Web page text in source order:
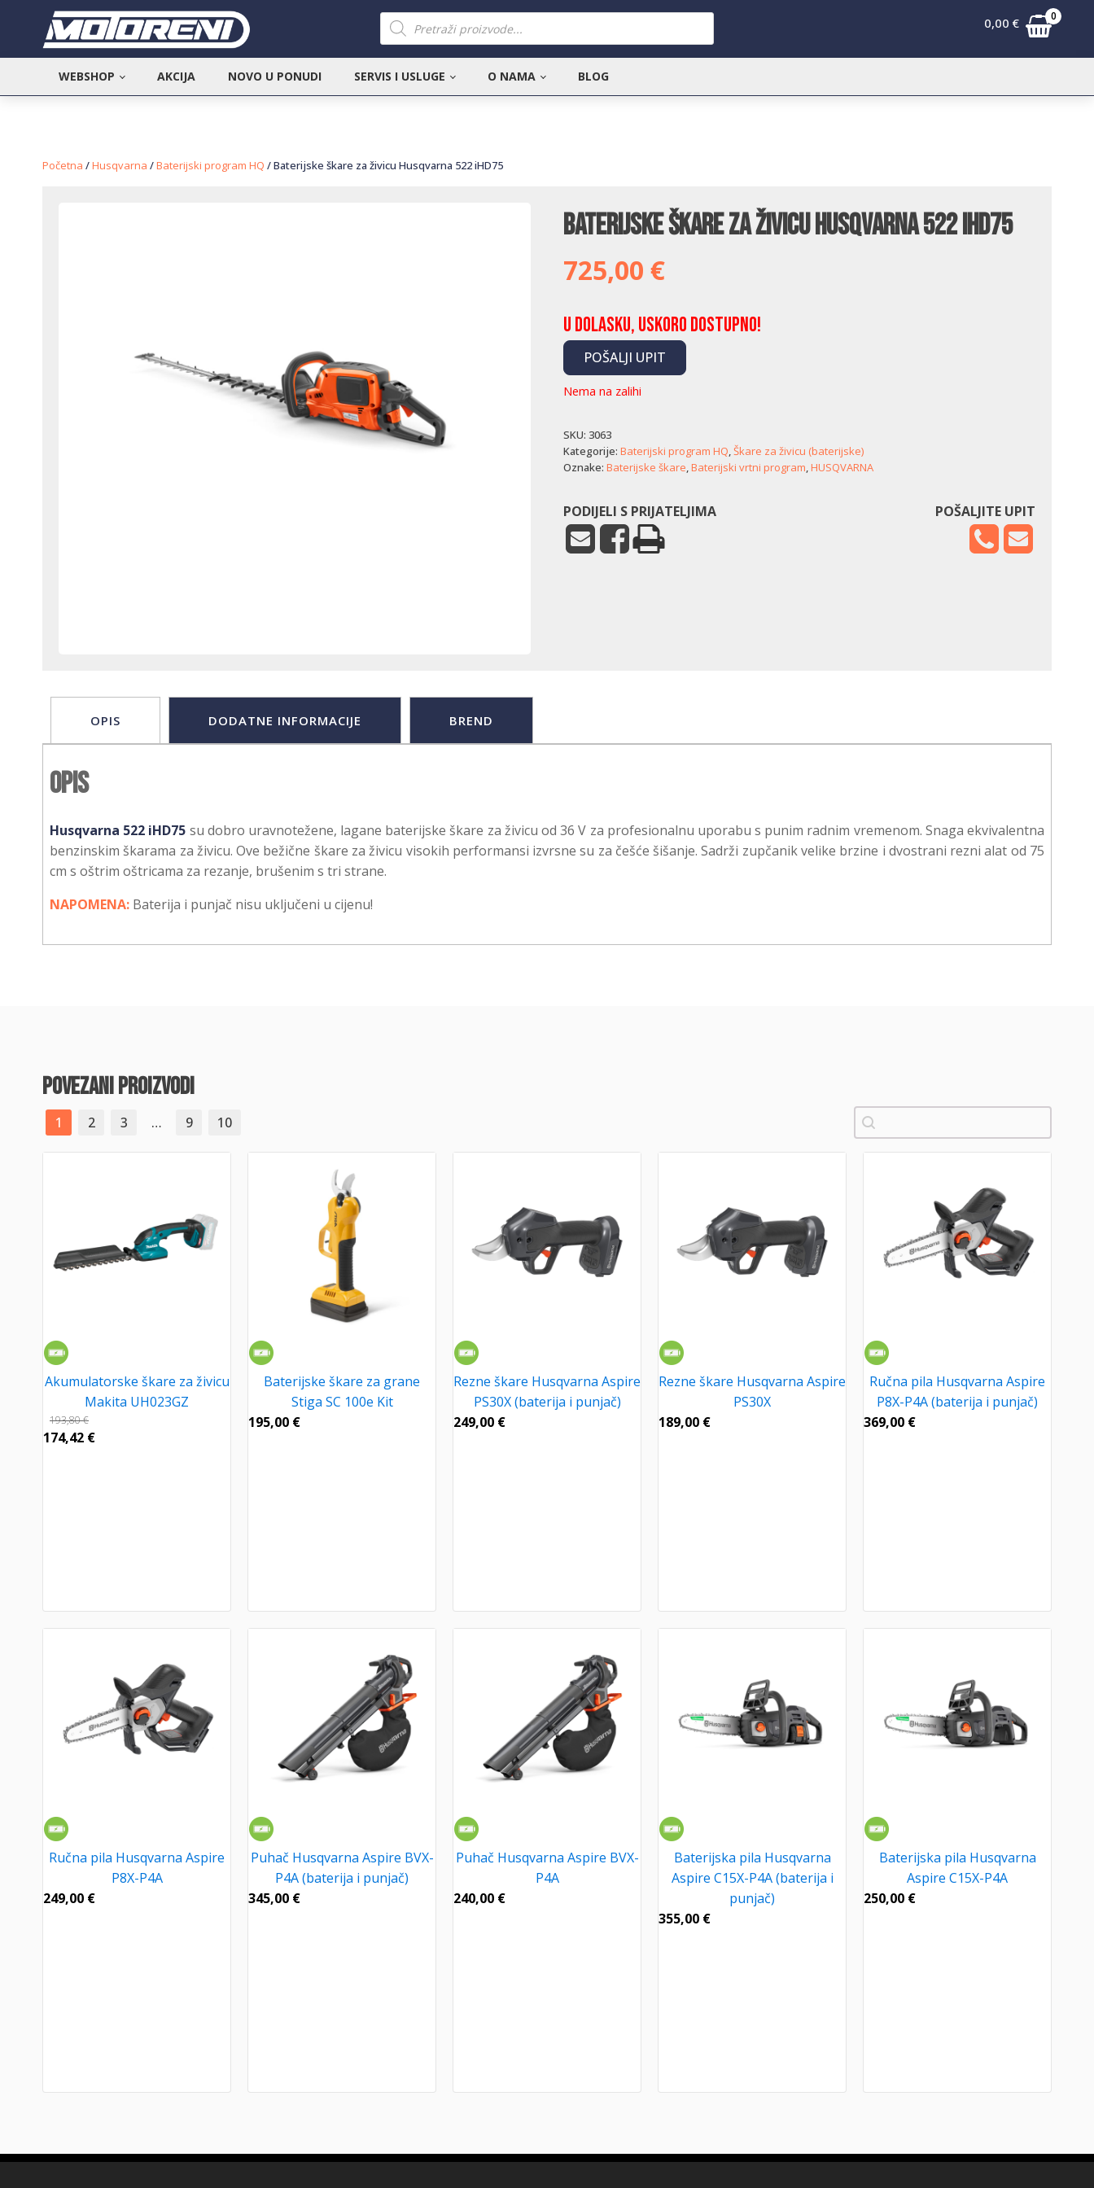
Products
search
0,00 € 0
WEBSHOP AKCIJA NOVO U PONUDI SERVIS I USLUGE O NAMA BLOG
Početna /Husqvarna /Baterijski program HQ / Baterijske škare za živicu Husqvarna 522 iHD75
Baterijske škare za živicu Husqvarna 522 iHD75
725,00 €
U dolasku, uskoro dostupno!
POŠALJI UPIT
Nema na zalihi
SKU: 3063
Kategorije: Baterijski program HQ,Škare za živicu (baterijske)
Oznake: Baterijske škare,Baterijski vrtni program,HUSQVARNA
PODIJELI S PRIJATELJIMA POŠALJITE UPIT
OPIS DODATNE INFORMACIJE BREND
Opis
Husqvarna 522 iHD75 su dobro uravnotežene, lagane baterijske škare za živicu od 36 V za profesionalnu uporabu s punim radnim vremenom. Snaga ekvivalentna
benzinskim škarama za živicu. Ove bežične škare za živicu visokih performansi izvrsne su za češće šišanje. Sadrži zupčanik velike brzine i dvostrani rezni alat od 75
cm s oštrim oštricama za rezanje, brušenim s tri strane.
NAPOMENA: Baterija i punjač nisu uključeni u cijenu!
povezani proizvodi
1 2 3 … 9 10 Pretraži
Akumulatorske škare za živicu
Makita UH023GZ
193,80€
174,42 €
Baterijske škare za grane
Stiga SC 100e Kit
195,00 €
Rezne škare Husqvarna Aspire
PS30X (baterija i punjač)
249,00 €
Rezne škare Husqvarna Aspire
PS30X
189,00 €
Ručna pila Husqvarna Aspire
P8X-P4A (baterija i punjač)
369,00 €
Ručna pila Husqvarna Aspire
P8X-P4A
249,00 €
Puhač Husqvarna Aspire BVX-
P4A (baterija i punjač)
345,00 €
Puhač Husqvarna Aspire BVX-
P4A
240,00 €
Baterijska pila Husqvarna
Aspire C15X-P4A (baterija i
punjač)
355,00 €
Baterijska pila Husqvarna
Aspire C15X-P4A
250,00 €